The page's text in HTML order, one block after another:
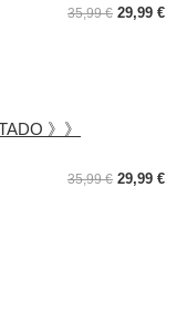
35,99 € 29,99 €
》》
35,99 € 29,99 €